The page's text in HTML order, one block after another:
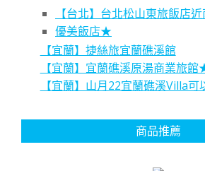
【台北】台北松山東旅飯店
優美飯店★
【宜蘭】捷絲旅宜蘭礁溪館
【宜蘭】宜蘭礁溪原湯商業旅
【宜蘭】山月22宜蘭礁溪Villa
商品推薦